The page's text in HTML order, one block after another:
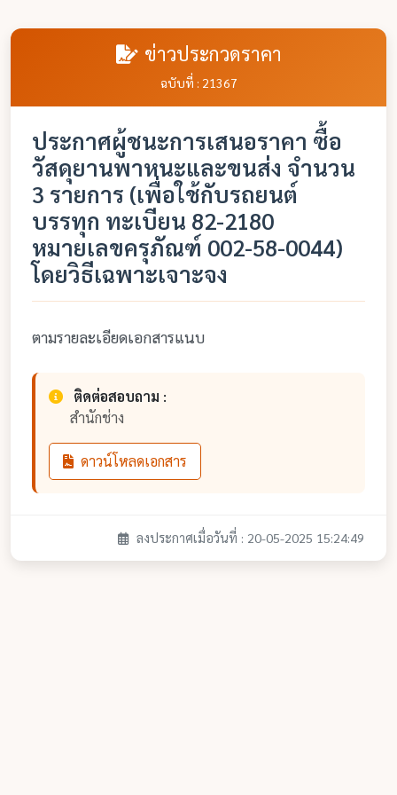
ข่าวประกวดราคา
ฉบับที่ : 21367
ประกาศผู้ชนะการเสนอราคา ซื้อ
วัสดุยานพาหนะและขนส่ง จำนวน
3 รายการ (เพื่อใช้กับรถยนต์
บรรทุก ทะเบียน 82-2180
หมายเลขครุภัณฑ์ 002-58-0044)
โดยวิธีเฉพาะเจาะจง
ตามรายละเอียดเอกสารแนบ
ติดต่อสอบถาม :
สำนักช่าง
ดาวน์โหลดเอกสาร
ลงประกาศเมื่อวันที่ : 20-05-2025 15:24:49